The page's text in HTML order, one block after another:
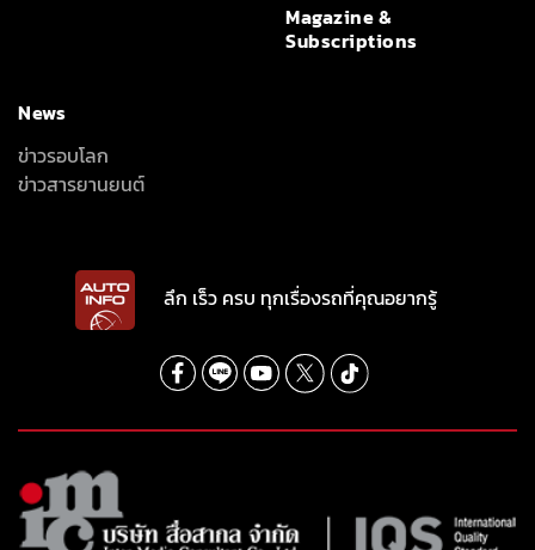
Magazine &
Subscriptions
News
ข่าวรอบโลก
ข่าวสารยานยนต์
ลึก เร็ว ครบ ทุกเรื่องรถที่คุณอยากรู้